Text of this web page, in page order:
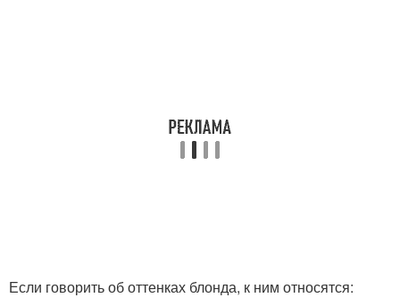
Если говорить об оттенках блонда, к ним относятся: